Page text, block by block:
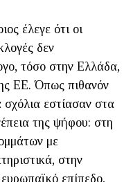
έλεγε ότι οι
δεν
τόσο στην Ελλάδα,
ΕΕ. Όπως πιθανόν
εστίασαν στα
της ψήφου: στη
με
στην
επίπεδο,